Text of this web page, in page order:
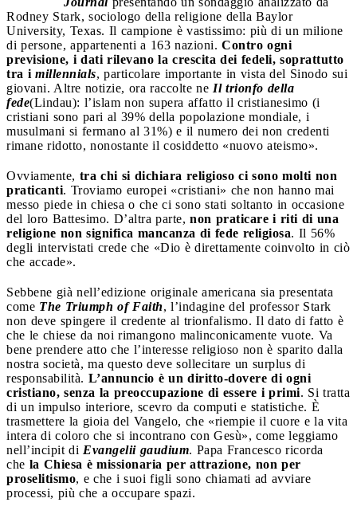
Rodney Stark, sociologo della religione della Baylor
University, Texas. Il campione è vastissimo: più di un milione
di persone, appartenenti a 163 nazioni. Contro ogni
previsione, i dati rilevano la crescita dei fedeli, soprattutto
tra i millennials, particolare importante in vista del Sinodo sui
giovani. Altre notizie, ora raccolte ne Il trionfo della
fede(Lindau): l’islam non supera affatto il cristianesimo (i
cristiani sono pari al 39% della popolazione mondiale, i
musulmani si fermano al 31%) e il numero dei non credenti
rimane ridotto, nonostante il cosiddetto «nuovo ateismo».
Ovviamente, tra chi si dichiara religioso ci sono molti non
praticanti. Troviamo europei «cristiani» che non hanno mai
messo piede in chiesa o che ci sono stati soltanto in occasione
del loro Battesimo. D’altra parte, non praticare i riti di una
religione non significa mancanza di fede religiosa. Il 56%
degli intervistati crede che «Dio è direttamente coinvolto in ciò
che accade».
Sebbene già nell’edizione originale americana sia presentata
come The Triumph of Faith, l’indagine del professor Stark
non deve spingere il credente al trionfalismo. Il dato di fatto è
che le chiese da noi rimangono malinconicamente vuote. Va
bene prendere atto che l’interesse religioso non è sparito dalla
nostra società, ma questo deve sollecitare un surplus di
responsabilità. L’annuncio è un diritto-dovere di ogni
cristiano, senza la preoccupazione di essere i primi. Si tratta
di un impulso interiore, scevro da computi e statistiche. È
trasmettere la gioia del Vangelo, che «riempie il cuore e la vita
intera di coloro che si incontrano con Gesù», come leggiamo
nell’incipit di Evangelii gaudium. Papa Francesco ricorda
che la Chiesa è missionaria per attrazione, non per
proselitismo, e che i suoi figli sono chiamati ad avviare
processi, più che a occupare spazi.